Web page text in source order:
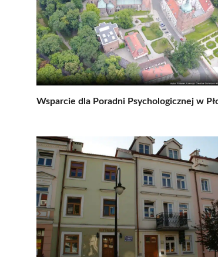
Wsparcie dla Poradni Psychologicznej w